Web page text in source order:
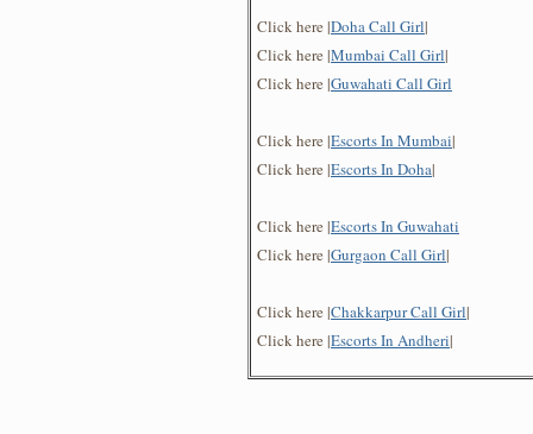
Click here |Doha Call Girl|
Click here |Mumbai Call Girl|
Click here |Guwahati Call Girl
Click here |Escorts In Mumbai|
Click here |Escorts In Doha|
Click here |Escorts In Guwahati
Click here |Gurgaon Call Girl|
Click here |Chakkarpur Call Girl|
Click here |Escorts In Andheri|